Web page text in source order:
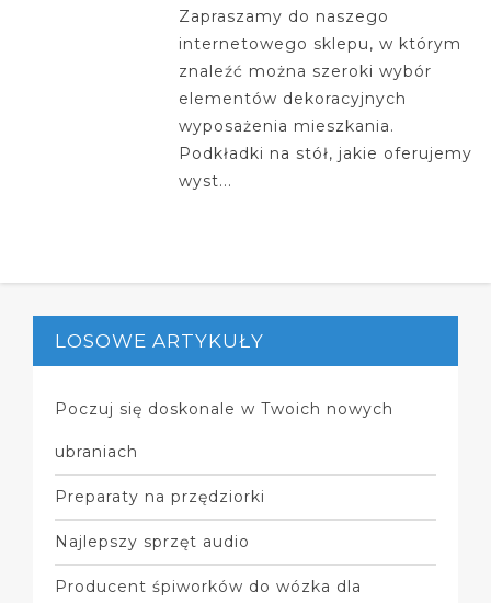
Zapraszamy do naszego
internetowego sklepu, w którym
znaleźć można szeroki wybór
elementów dekoracyjnych
wyposażenia mieszkania.
Podkładki na stół, jakie oferujemy
wyst...
LOSOWE ARTYKUŁY
Poczuj się doskonale w Twoich nowych
ubraniach
Preparaty na przędziorki
Najlepszy sprzęt audio
Producent śpiworków do wózka dla